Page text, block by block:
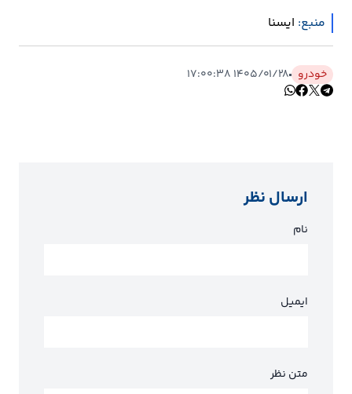
منبع: ايسنا
خودرو ۱۴۰۵/۰۱/۲۸ ۱۷:۰۰:۳۸
ارسال نظر
نام
ایمیل
متن نظر